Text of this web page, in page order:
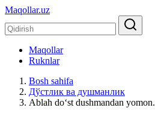
Maqollar.uz
Maqollar
Ruknlar
Bosh sahifa
Дўстлик ва душманлик
Ablah do‘st dushmandan yomon.